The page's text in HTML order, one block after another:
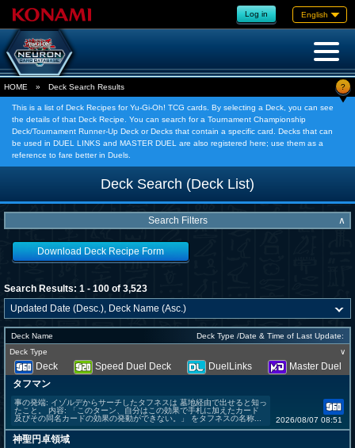
Log in English
HOME » Deck Search Results ?
This is a list of Deck Recipes for Yu-Gi-Oh! TCG cards. By selecting a Deck, you can see
the details of that Deck Recipe. You can search for a Tournament Championship
Deck/Tournament Runner-Up Deck or Decks that contain a specific card. Decks that can
be used in DUEL LINKS and MASTER DUEL are also registered here; use them as a
reference to fare better in Duels.
Deck Search (Deck List)
Search Filters ∧
Download Deck Recipe Form
Search Results: 1 - 100 of 3,523
Deck Name
Deck Type /Date & Time of Last Update:
Deck Type
∨
Deck Speed Duel Deck DuelLinks
Master Duel
タフマン
事の発端: イゾルデからサーチしたタフネスは 墓地経由で出せると知っ
たこと。 内容: 「このターン、自分はこの効果で手札に加えたカード
及びその同名カードの効果の発動ができない。」 をタフネスの名称...
2026/08/07 08:51
神聖円卓領域